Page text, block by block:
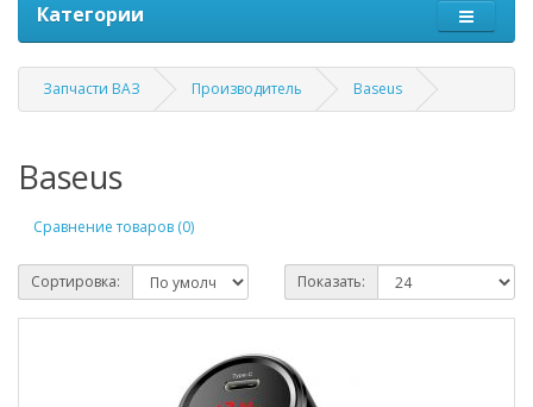
Категории
Запчасти ВАЗ Производитель Baseus
Baseus
Сравнение товаров (0)
Сортировка: Показать: